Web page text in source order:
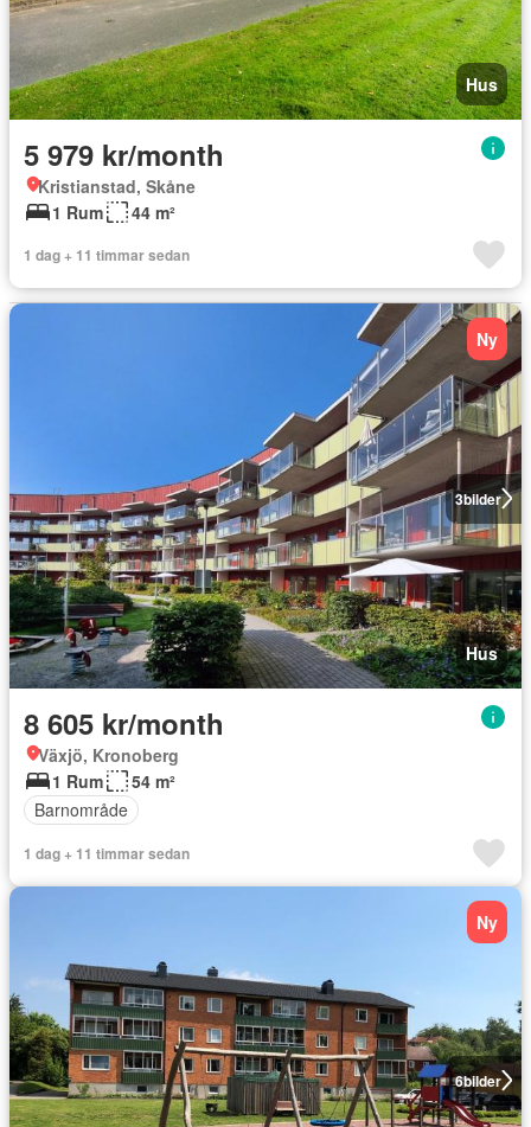
Hus
5 979 kr/month
Kristianstad, Skåne
1 Rum
44 m²
1 dag + 11 timmar sedan
3bilder
Ny
Hus
8 605 kr/month
Växjö, Kronoberg
1 Rum
54 m²
Barnområde
1 dag + 11 timmar sedan
6bilder
Ny